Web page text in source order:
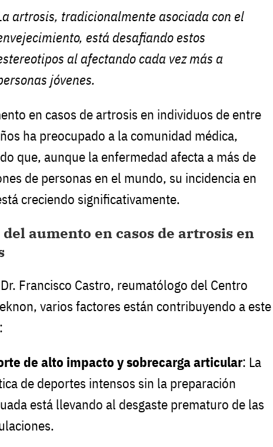
artrosis, tradicionalmente asociada con el
está desafiando estos
al afectando cada vez más a
jóvenes.
en casos de artrosis en individuos de entre
ha preocupado a la comunidad médica,
que, aunque la enfermedad afecta a más de
de personas en el mundo, su incidencia en
creciendo significativamente.
del aumento en casos de artrosis en
Francisco Castro, reumatólogo del Centro
varios factores están contribuyendo a este
de alto impacto y sobrecarga articular: La
de deportes intensos sin la preparación
está llevando al desgaste prematuro de las